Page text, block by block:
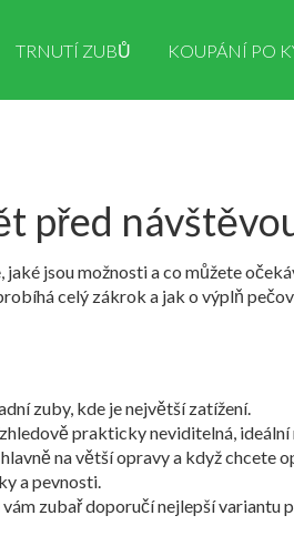
TRNUTÍ ZUBŮ KOUPÁNÍ PO
před
jsou možnosti a co můžete
celý zákrok a jak o výplň
zuby, kde je největší zatížení.
prakticky neviditelná, ideální
na větší opravy a když chcete
a pevnosti.
zubař doporučí nejlepší variantu